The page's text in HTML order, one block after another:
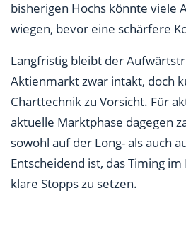
bisherigen Hochs könnte viele
wiegen, bevor eine schärfere
Langfristig bleibt der
Aktienmarkt zwar intakt, doch
Charttechnik zu Vorsicht. Für
aktuelle Marktphase dagegen
sowohl auf der Long- als auch
Entscheidend ist, das Timing
klare Stopps zu setzen.